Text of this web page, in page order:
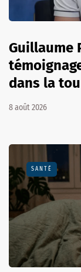
Guillaume
dans la
8 août 2026
SANTÉ